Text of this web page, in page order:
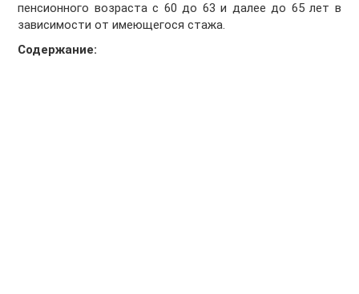
пенсионного возраста с 60 до 63 и далее до 65 лет в
зависимости от имеющегося стажа.
Содержание: